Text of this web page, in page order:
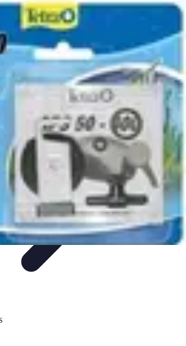
Guides d'Achat
Entretien et Maintenance
Tracteur